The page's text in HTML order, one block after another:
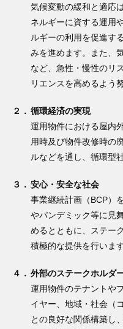
気候変動の緩和と適応
ネルギーに資する運用
ルギーの利用を促進す
みを進めます。また、
など、急性・慢性のリ
リエンスを高めるよう
２． 循環経済の実現
運用物件における屋内
用時及び物件改修時の
ルなどを通し、循環型
３． 安心・安全な社会
事業継続計画（BCP）
やパンデミック等に見
めるとともに、ステー
積極的な提供を行います
４． 外部のステークホルダ
運用物件のテナントや
イヤー、地域・社会（
との良好な関係構築し